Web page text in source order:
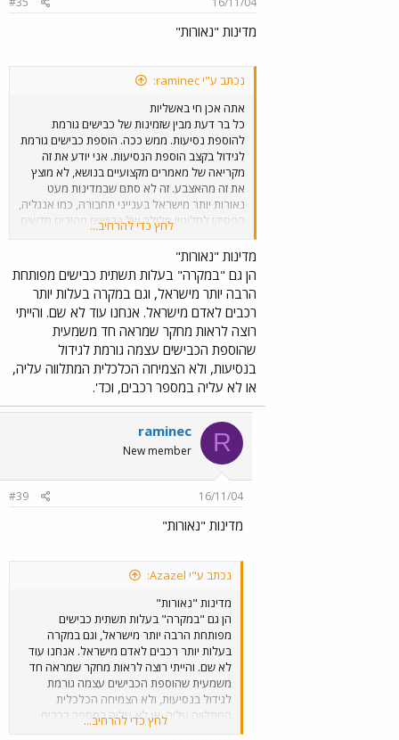
מדינות "נאורות"
נכתב ע"י raminec:
אתה אכן חי באשליות
כל בר דעת מבין שזמינות של כבישים גורמת
להוספת נסיעות. ממש ככה. הוספת כבישים גורמת
לגידול בקצב הוספת הנסיעות. אני יודע את זה
מקריאה של מאמרים מקצועיים בנושא, לא מוצץ
את זה מהאצבע. זה לא סתם שבמדינות מעט
נאורות יותר מישראל בענייני תחבורה, כמו אנגליה,
הפסיקו לחלוטין סלילה של כבישים מהירים חדשים
וכל פרוייקט חדש בתחום התחבורה נבדק מחדש.
אין כדאיות לסלול כבישים חדשים אם כל מה שהם
יוצרים זה עומסי תחבורה חדשים שיגרמו ללחץ
להוסיף כבישים חדשים. לכן, השלב הראשון
במלחמה בעומסי התחבורה הוא להספיק לבנות
כבישים חדשים. והשלב השני (שנעשה סימולטנית
כמובן) הוא לבנות מערכת הסעת המונים המשלבת
בתוכה כל גורם החיוני לקיומה - ממוניות רגילות,
מוניות שירות, מיניבוסים, אוטובוסים, וכלה ברכבות
קלות/תחתיות/עיליות/רגילות/פוניקולרים. יש
לחץ כדי להרחיב...
מדינות "נאורות"
הן גם "במקרה" בעלות תשתית כבישים מפותחת
הרבה יותר מישראל, וגם במקרה בעלות יותר
רכבים לאדם מישראל. אנחנו עוד לא שם. והייתי
רוצה לראות מחקר שמראה חד משמעית
שהוספת הכבישים עצמה גורמת לגידול
בנסיעות, ולא הצמיחה הכלכלית המתלווה עליה,
או לא עליה במספר רכבים, וכד'.
R
raminec
New member
16/11/04
#39
מדינות "נאורות"
נכתב ע"י Azazel:
מדינות "נאורות"
הן גם "במקרה" בעלות תשתית כבישים
מפותחת הרבה יותר מישראל, וגם במקרה
בעלות יותר רכבים לאדם מישראל. אנחנו עוד
לא שם. והייתי רוצה לראות מחקר שמראה חד
משמעית שהוספת הכבישים עצמה גורמת
לגידול בנסיעות, ולא הצמיחה הכלכלית
המתלווה עליה, או לא עליה במספר רכבים,
לחץ כדי להרחיב...